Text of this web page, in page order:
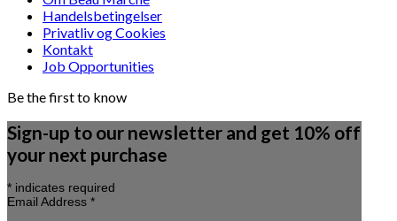
Handelsbetingelser
Privatliv og Cookies
Kontakt
Job Opportunities
Be the first to know
Sign-up to our newsletter and get 10% off
your next purchase
* indicates required
Email Address *